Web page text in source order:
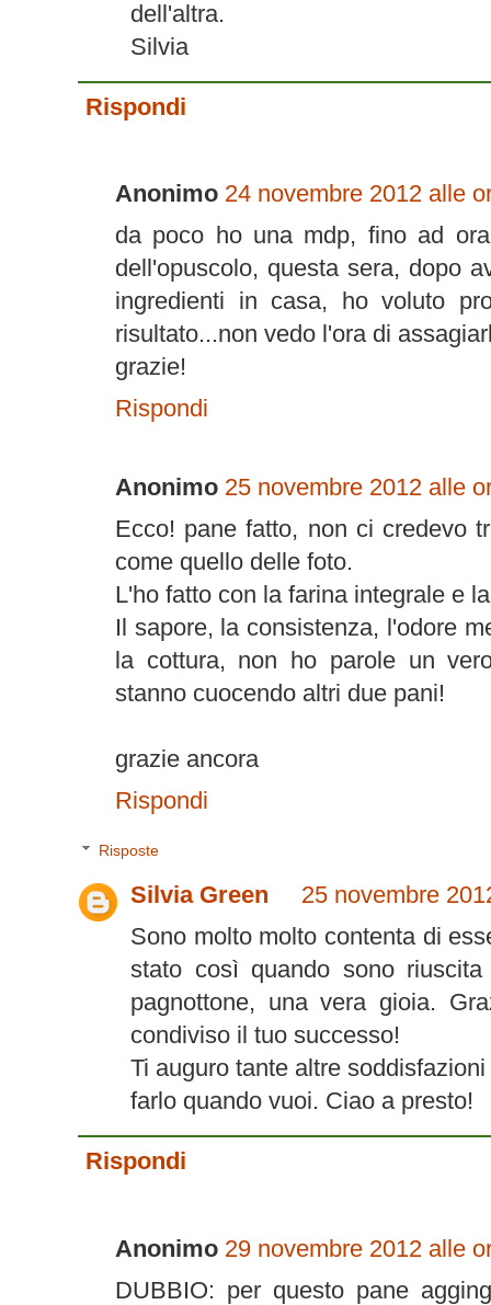
dell'altra.
Silvia
Rispondi
Anonimo 24 novembre 2012 alle
da poco ho una mdp, fino ad
dell'opuscolo, questa sera, dopo
ingredienti in casa, ho voluto
risultato...non vedo l'ora di
grazie!
Rispondi
Anonimo 25 novembre 2012 alle
Ecco! pane fatto, non ci credevo
come quello delle foto.
L'ho fatto con la farina integrale e
Il sapore, la consistenza, l'odore
la cottura, non ho parole un
stanno cuocendo altri due pani!
grazie ancora
Rispondi
Risposte
Silvia Green
25 novembre
Sono molto molto contenta di
stato così quando sono
pagnottone, una vera gioia.
condiviso il tuo successo!
Ti auguro tante altre
farlo quando vuoi. Ciao a presto!
Rispondi
Anonimo 29 novembre 2012 alle
DUBBIO: per questo pane